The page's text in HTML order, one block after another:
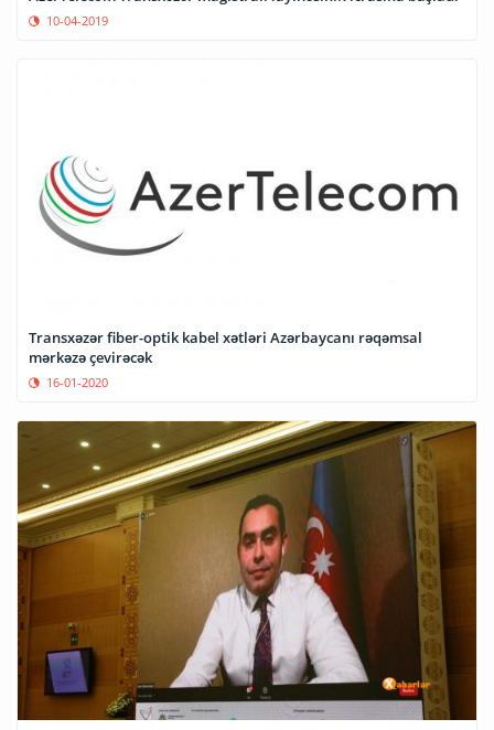
10-04-2019
Transxəzər fiber-optik kabel xətləri Azərbaycanı rəqəmsal
mərkəzə çevirəcək
16-01-2020